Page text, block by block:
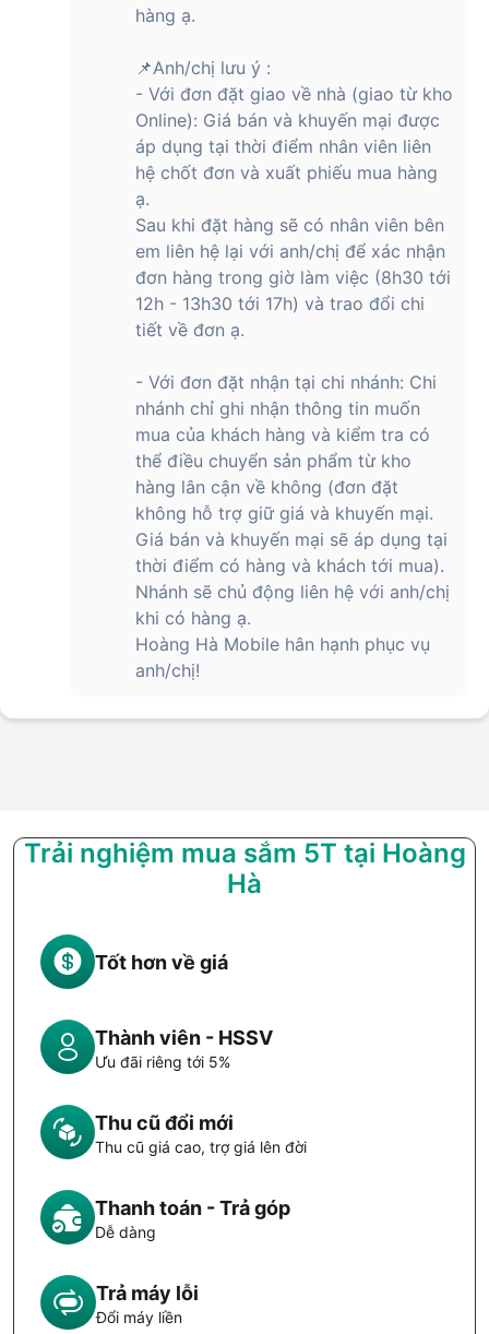
hàng ạ.
📌Anh/chị lưu ý :
- Với đơn đặt giao về nhà (giao từ kho
Online): Giá bán và khuyến mại được
áp dụng tại thời điểm nhân viên liên
hệ chốt đơn và xuất phiếu mua hàng
ạ.
Sau khi đặt hàng sẽ có nhân viên bên
em liên hệ lại với anh/chị để xác nhận
đơn hàng trong giờ làm việc (8h30 tới
12h - 13h30 tới 17h) và trao đổi chi
tiết về đơn ạ.
- Với đơn đặt nhận tại chi nhánh: Chi
nhánh chỉ ghi nhận thông tin muốn
mua của khách hàng và kiểm tra có
thể điều chuyển sản phẩm từ kho
hàng lân cận về không (đơn đặt
không hỗ trợ giữ giá và khuyến mại.
Giá bán và khuyến mại sẽ áp dụng tại
thời điểm có hàng và khách tới mua).
Nhánh sẽ chủ động liên hệ với anh/chị
khi có hàng ạ.
Hoàng Hà Mobile hân hạnh phục vụ
anh/chị!
Trải nghiệm mua sắm 5T tại Hoàng
Hà
Tốt hơn về giá
Thành viên - HSSV
Ưu đãi riêng tới 5%
Thu cũ đổi mới
Thu cũ giá cao, trợ giá lên đời
Thanh toán - Trả góp
Dễ dàng
Trả máy lỗi
Đổi máy liền